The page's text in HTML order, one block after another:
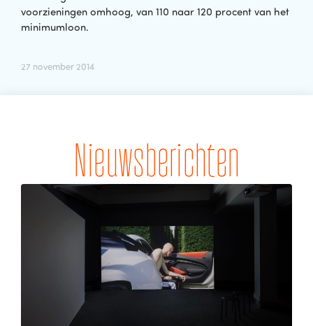
voorzieningen omhoog, van 110 naar 120 procent van het
minimumloon.
27 november 2014
Nieuwsberichten